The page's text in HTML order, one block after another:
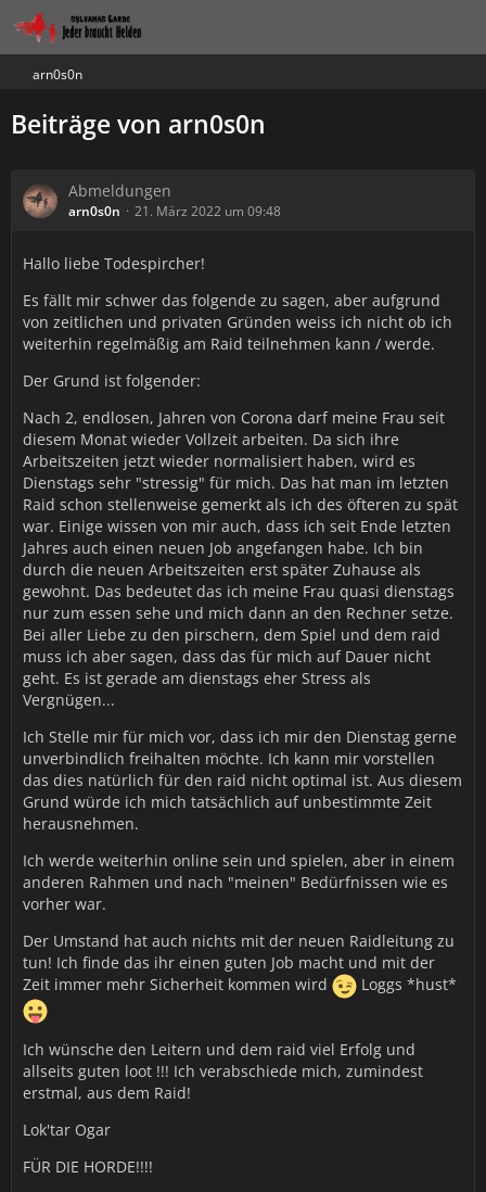
arn0s0n
Beiträge von arn0s0n
Abmeldungen
arn0s0n 21. März 2022 um 09:48
Hallo liebe Todespircher!
Es fällt mir schwer das folgende zu sagen, aber aufgrund
von zeitlichen und privaten Gründen weiss ich nicht ob ich
weiterhin regelmäßig am Raid teilnehmen kann / werde.
Der Grund ist folgender:
Nach 2, endlosen, Jahren von Corona darf meine Frau seit
diesem Monat wieder Vollzeit arbeiten. Da sich ihre
Arbeitszeiten jetzt wieder normalisiert haben, wird es
Dienstags sehr "stressig" für mich. Das hat man im letzten
Raid schon stellenweise gemerkt als ich des öfteren zu spät
war. Einige wissen von mir auch, dass ich seit Ende letzten
Jahres auch einen neuen Job angefangen habe. Ich bin
durch die neuen Arbeitszeiten erst später Zuhause als
gewohnt. Das bedeutet das ich meine Frau quasi dienstags
nur zum essen sehe und mich dann an den Rechner setze.
Bei aller Liebe zu den pirschern, dem Spiel und dem raid
muss ich aber sagen, dass das für mich auf Dauer nicht
geht. Es ist gerade am dienstags eher Stress als
Vergnügen...
Ich Stelle mir für mich vor, dass ich mir den Dienstag gerne
unverbindlich freihalten möchte. Ich kann mir vorstellen
das dies natürlich für den raid nicht optimal ist. Aus diesem
Grund würde ich mich tatsächlich auf unbestimmte Zeit
herausnehmen.
Ich werde weiterhin online sein und spielen, aber in einem
anderen Rahmen und nach "meinen" Bedürfnissen wie es
vorher war.
Der Umstand hat auch nichts mit der neuen Raidleitung zu
tun! Ich finde das ihr einen guten Job macht und mit der
Zeit immer mehr Sicherheit kommen wird
Loggs *hust*
Ich wünsche den Leitern und dem raid viel Erfolg und
allseits guten loot !!! Ich verabschiede mich, zumindest
erstmal, aus dem Raid!
Lok'tar Ogar
FÜR DIE HORDE!!!!